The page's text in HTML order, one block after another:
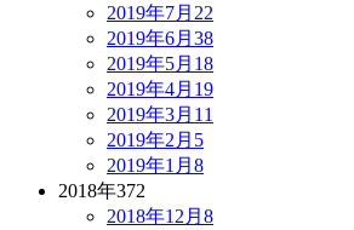
2019年7月 22
2019年6月 38
2019年5月 18
2019年4月 19
2019年3月 11
2019年2月 5
2019年1月 8
2018年372
2018年12月 8